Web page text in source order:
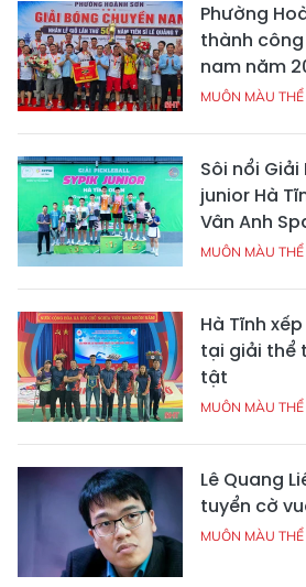
Phường
thành
nam năm
MUÔN MÀU
Sôi nổi
junior Hà
Vân Anh
MUÔN MÀU
Hà Tĩnh
tại giải thể
tật
MUÔN MÀU
Lê Quang
tuyển cờ
MUÔN MÀU